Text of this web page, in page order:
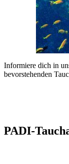
Informiere dich in
bevorstehenden
PADI-